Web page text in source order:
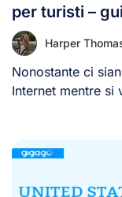
per turisti –
Harper
Nonostante ci
Internet mentre si